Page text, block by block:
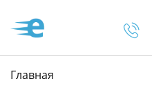
Главная